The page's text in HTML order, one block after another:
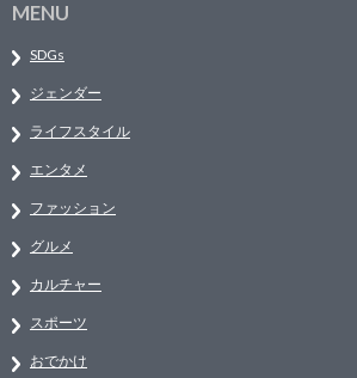
MENU
SDGs
ジェンダー
ライフスタイル
エンタメ
ファッション
グルメ
カルチャー
スポーツ
おでかけ